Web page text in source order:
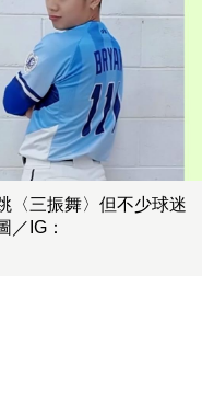
〈三振舞〉但不少球迷
／IG：